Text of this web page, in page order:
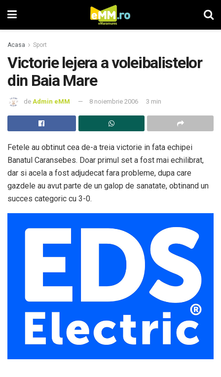
Acasa Sport
Victorie lejera a voleibalistelor
din Baia Mare
de Admin eMM 8 noiembrie 2006 3 min
Fetele au obtinut cea de-a treia victorie in fata echipei
Banatul Caransebes. Doar primul set a fost mai echilibrat,
dar si acela a fost adjudecat fara probleme, dupa care
gazdele au avut parte de un galop de sanatate, obtinand un
succes categoric cu 3-0.